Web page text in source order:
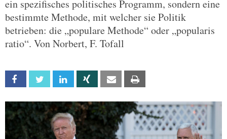
ein spezifisches politisches Programm, sondern eine
bestimmte Methode, mit welcher sie Politik
betrieben: die „populare Methode“ oder „popularis
ratio“. Von Norbert, F. Tofall
Facebook Twitter Linkedin Xing Email